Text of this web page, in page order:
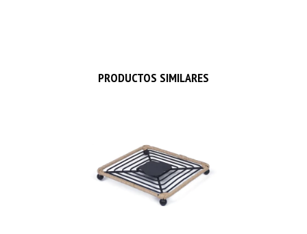
PRODUCTOS SIMILARES